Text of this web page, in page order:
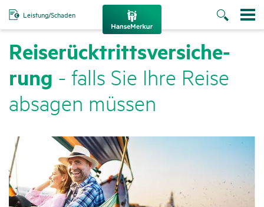
Leistung/Schaden
Reise­rück­tritts­ver­si­che­
rung - falls Sie Ihre Reise
absagen müssen